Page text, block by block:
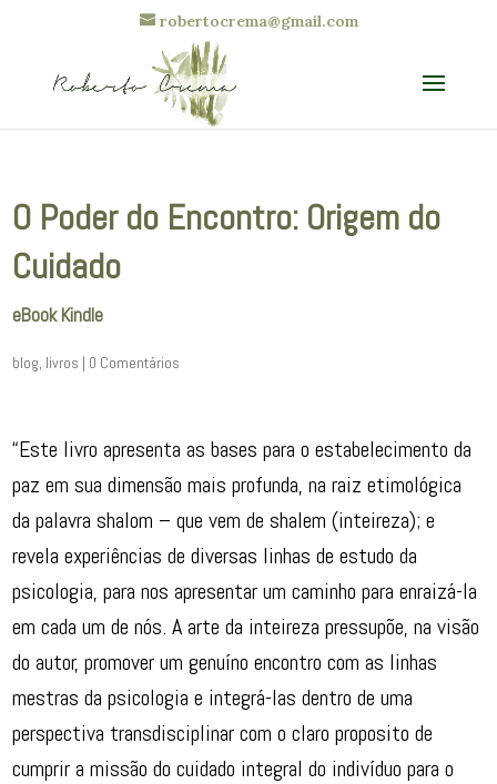
robertocrema@gmail.com
O Poder do Encontro: Origem do
Cuidado
eBook Kindle
blog, livros | 0 Comentários
“Este livro apresenta as bases para o estabelecimento da
paz em sua dimensão mais profunda, na raiz etimológica
da palavra shalom – que vem de shalem (inteireza); e
revela experiências de diversas linhas de estudo da
psicologia, para nos apresentar um caminho para enraizá-la
em cada um de nós. A arte da inteireza pressupõe, na visão
do autor, promover um genuíno encontro com as linhas
mestras da psicologia e integrá-las dentro de uma
perspectiva transdisciplinar com o claro proposito de
cumprir a missão do cuidado integral do indivíduo para o